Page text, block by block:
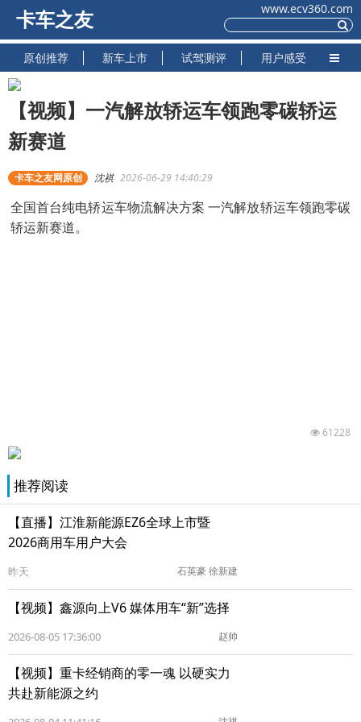
卡车之友
www.ecv360.com
原创推荐 新车上市 试驾测评 用户感受
【视频】一汽解放轿运车领跑零碳轿运
新赛道
卡车之友网原创 沈祺 2026-06-29 14:40:29
全国首台纯电轿运车物流解决方案 一汽解放轿运车领跑零碳
轿运新赛道。
61228
推荐阅读
【直播】江淮新能源EZ6全球上市暨
2026商用车用户大会
昨天 石英豪 徐新建
【视频】鑫源向上V6 媒体用车“新”选择
2026-08-05 17:36:00 赵帅
【视频】重卡经销商的零一魂 以硬实力
共赴新能源之约